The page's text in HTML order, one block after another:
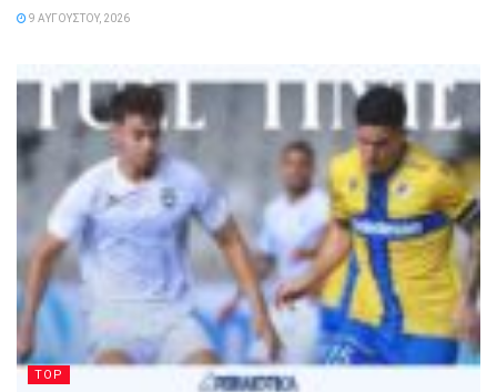
9 ΑΥΓΟΎΣΤΟΥ, 2026
TOP